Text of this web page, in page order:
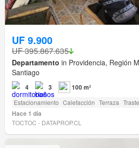
UF 9.900
UF 395.867.635
Departamento in Providencia, Región
Santiago
4 3 100 m²
Estacionamiento Calefacción Terraza
Hace 1 día
TOCTOC - DATAPROP.CL